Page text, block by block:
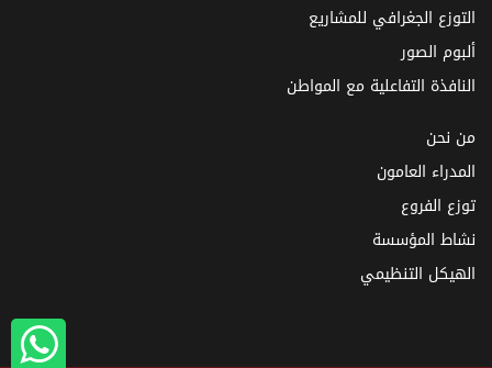
التوزع الجغرافي للمشاريع
ألبوم الصور
النافذة التفاعلية مع المواطن
من نحن
المدراء العامون
توزع الفروع
نشاط المؤسسة
الهيكل التنظيمي